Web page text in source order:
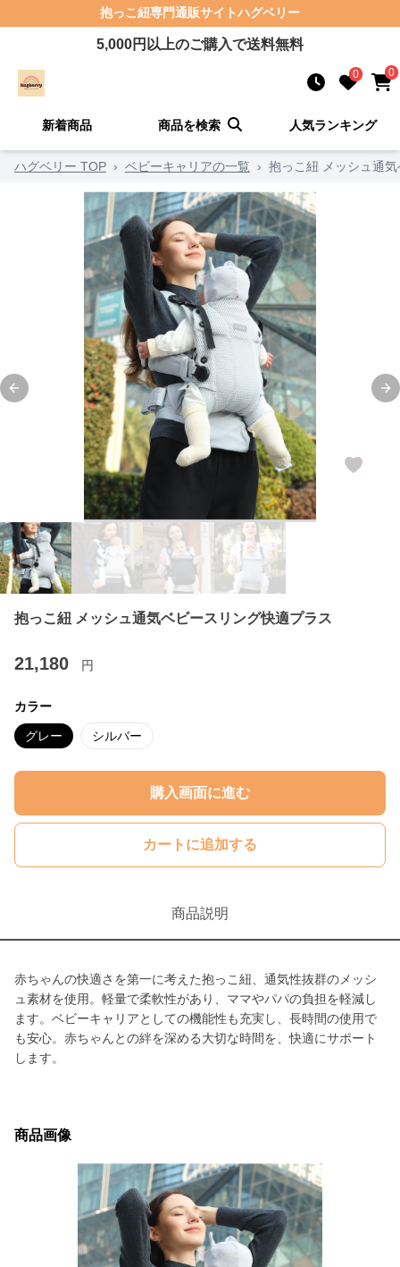
抱っこ紐専門通販サイトハグベリー
5,000円以上のご購入で送料無料
0 0
新着商品 商品を検索 人気ランキング
ハグベリー TOP › ベビーキャリアの一覧 › 抱っこ紐 メッシュ通
Previous slide
抱っこ紐 メッシュ通気ベビースリング快適プラス
21,180 円
カラー
グレー シルバー
購入画面に進む
カートに追加する
商品説明
赤ちゃんの快適さを第一に考えた抱っこ紐、通気性抜群のメッシ
ュ素材を使用。軽量で柔軟性があり、ママやパパの負担を軽減し
ます。ベビーキャリアとしての機能性も充実し、長時間の使用で
も安心。赤ちゃんとの絆を深める大切な時間を、快適にサポート
します。
商品画像